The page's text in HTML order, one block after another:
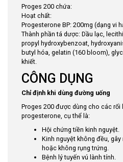
Proges 200 chứa:
Hoạt chất:
Progesterone BP: 200mg (dạng vi
Thành phần tá dược: Dầu lạc,
propyl hydroxybenzoat,
butyl hóa, gelatin (160 bloom),
khiết.
CÔNG DỤNG
Chỉ định khi dùng đường uống
Proges 200 được dùng cho các
progesterone, cụ thể là:
Hội chứng tiền kinh nguyệt.
Kinh nguyệt không đều,
hoặc không rụng trứng.
Bệnh lý tuyến vú lành tính.